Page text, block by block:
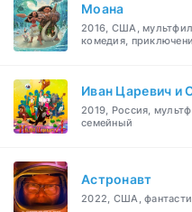
Моана
2016, США,
комедия,
Иван Царевич и
2019, Россия,
семейный
Астронавт
2022, США,